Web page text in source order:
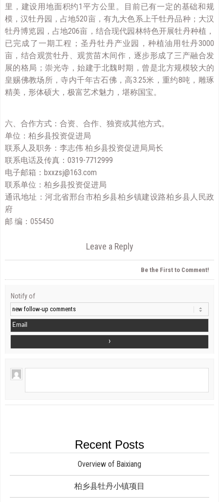
里，建设用地面积约1平方公里。目前已有一定的基础和规
模，汉牡丹园，占地520亩，有九大色系上千牡丹品种；大汉
牡丹博览园，占地206亩，结合现代园林特色开展牡丹种植，
已完成了一期工程；圣丹牡丹产业园，种植油用牡丹3000
亩，结合观赏牡丹、观赏苗木间作，逐步形成了三产融合发
展的格局；崇光寺，始建于北魏时期，曾是北方规模较大的
皇赐佛教场所，寺内千年古石佛，高3.25米，重约8吨，雕琢
精美，形体硕大，极富艺术魅力，堪称国宝。
六、合作方式：合资、合作、独资或其他方式。
单位：柏乡县投资促进局
联系人及职务：李志伟 柏乡县投资促进局局长
联系电话及传真：0319-7712999
电子邮箱：bxxzsj@163.com
联系单位：柏乡县投资促进局
通讯地址：河北省邢台市柏乡县柏乡镇建设路柏乡县人民政
府
邮 编：055450
Leave a Reply
Be the First to Comment!
Notify of
Recent Posts
Overview of Baixiang
柏乡县牡丹小镇项目